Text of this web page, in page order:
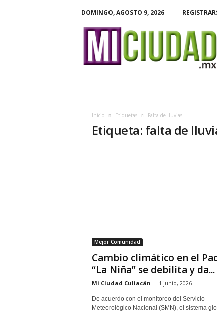
DOMINGO, AGOSTO 9, 2026
u
Inicio Etiquetas Falta de lluvias
Etiqueta: falta de
Mejor Comunidad
Cambio climático en el
“La Niña” se debilita y da...
Mi Ciudad Culiacán - 1 junio, 2026
De acuerdo con el monitoreo del Servicio
Meteorológico Nacional (SMN), el sistema